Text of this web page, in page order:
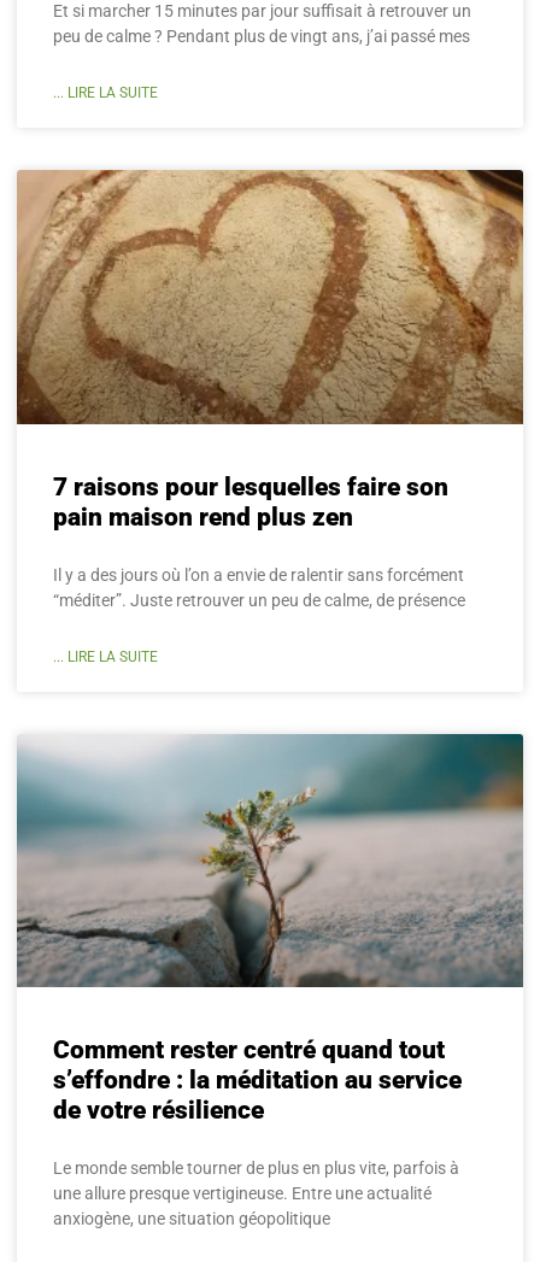
Et si marcher 15 minutes par jour suffisait à retrouver un
peu de calme ? Pendant plus de vingt ans, j’ai passé mes
... LIRE LA SUITE
7 raisons pour lesquelles faire son
pain maison rend plus zen
Il y a des jours où l’on a envie de ralentir sans forcément
“méditer”. Juste retrouver un peu de calme, de présence
... LIRE LA SUITE
Comment rester centré quand tout
s’effondre : la méditation au service
de votre résilience
Le monde semble tourner de plus en plus vite, parfois à
une allure presque vertigineuse. Entre une actualité
anxiogène, une situation géopolitique